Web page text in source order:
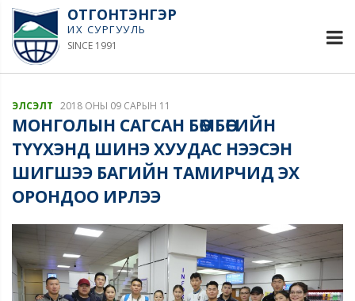
ОТГОНТЭНГЭР
ИХ СУРГУУЛЬ
SINCE 1991
ЭЛСЭЛТ 2018 ОНЫ 09 САРЫН 11
МОНГОЛЫН САГСАН БӨМБӨГИЙН
ТҮҮХЭНД ШИНЭ ХУУДАС НЭЭСЭН
ШИГШЭЭ БАГИЙН ТАМИРЧИД ЭХ
ОРОНДОО ИРЛЭЭ